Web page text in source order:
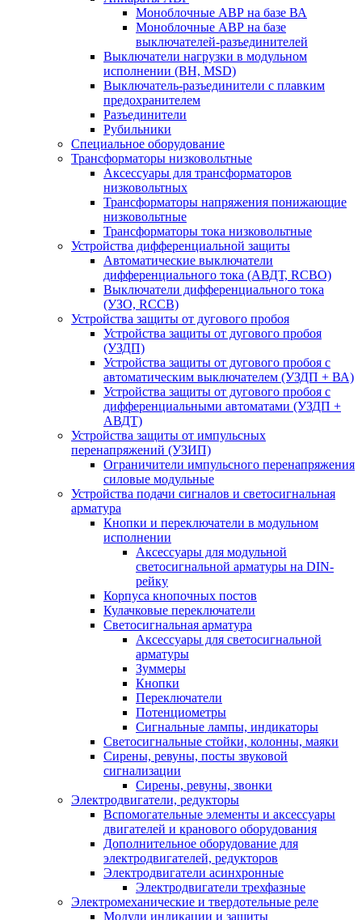
Моноблочные АВР на базе ВА
Моноблочные АВР на базе
выключателей-разъединителей
Выключатели нагрузки в модульном
исполнении (ВН, MSD)
Выключатель-разъединители с плавким
предохранителем
Разъединители
Рубильники
Специальное оборудование
Трансформаторы низковольтные
Аксессуары для трансформаторов
низковольтных
Трансформаторы напряжения понижающие
низковольтные
Трансформаторы тока низковольтные
Устройства дифференциальной защиты
Автоматические выключатели
дифференциального тока (АВДТ, RCBO)
Выключатели дифференциального тока
(УЗО, RCCB)
Устройства защиты от дугового пробоя
Устройства защиты от дугового пробоя
(УЗДП)
Устройства защиты от дугового пробоя с
автоматическим выключателем (УЗДП + ВА)
Устройства защиты от дугового пробоя с
дифференциальными автоматами (УЗДП +
АВДТ)
Устройства защиты от импульсных
перенапряжений (УЗИП)
Ограничители импульсного перенапряжения
силовые модульные
Устройства подачи сигналов и светосигнальная
арматура
Кнопки и переключатели в модульном
исполнении
Аксессуары для модульной
светосигнальной арматуры на DIN-
рейку
Корпуса кнопочных постов
Кулачковые переключатели
Светосигнальная арматура
Аксессуары для светосигнальной
арматуры
Зуммеры
Кнопки
Переключатели
Потенциометры
Сигнальные лампы, индикаторы
Светосигнальные стойки, колонны, маяки
Сирены, ревуны, посты звуковой
сигнализации
Сирены, ревуны, звонки
Электродвигатели, редукторы
Вспомогательные элементы и аксессуары
двигателей и кранового оборудования
Дополнительное оборудование для
электродвигателей, редукторов
Электродвигатели асинхронные
Электродвигатели трехфазные
Электромеханические и твердотельные реле
Модули индикации и защиты